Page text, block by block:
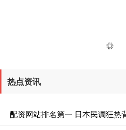
深证成指 14110.12
热点资讯
配资网站排名第一 日本民调狂热